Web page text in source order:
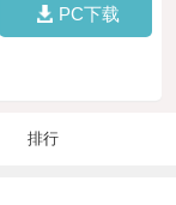
PC下载
排行